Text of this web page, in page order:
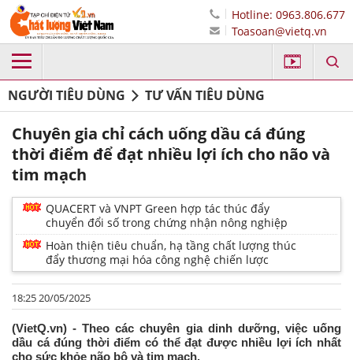
Hotline: 0963.806.677
Toasoan@vietq.vn
NGƯỜI TIÊU DÙNG TƯ VẤN TIÊU DÙNG
Chuyên gia chỉ cách uống dầu cá đúng
thời điểm để đạt nhiều lợi ích cho não và
tim mạch
QUACERT và VNPT Green hợp tác thúc đẩy
chuyển đổi số trong chứng nhận nông nghiệp
Hoàn thiện tiêu chuẩn, hạ tầng chất lượng thúc
đẩy thương mại hóa công nghệ chiến lược
18:25 20/05/2025
(VietQ.vn) - Theo các chuyên gia dinh dưỡng, việc uống
dầu cá đúng thời điểm có thể đạt được nhiều lợi ích nhất
cho sức khỏe não bộ và tim mạch.